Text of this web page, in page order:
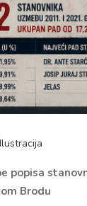
popisa
Brodu